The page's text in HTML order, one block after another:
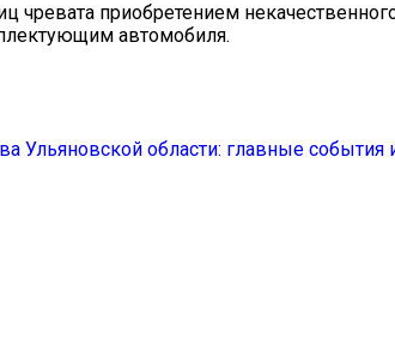
чревата приобретением
автомобиля.
Ульяновской области: главные события